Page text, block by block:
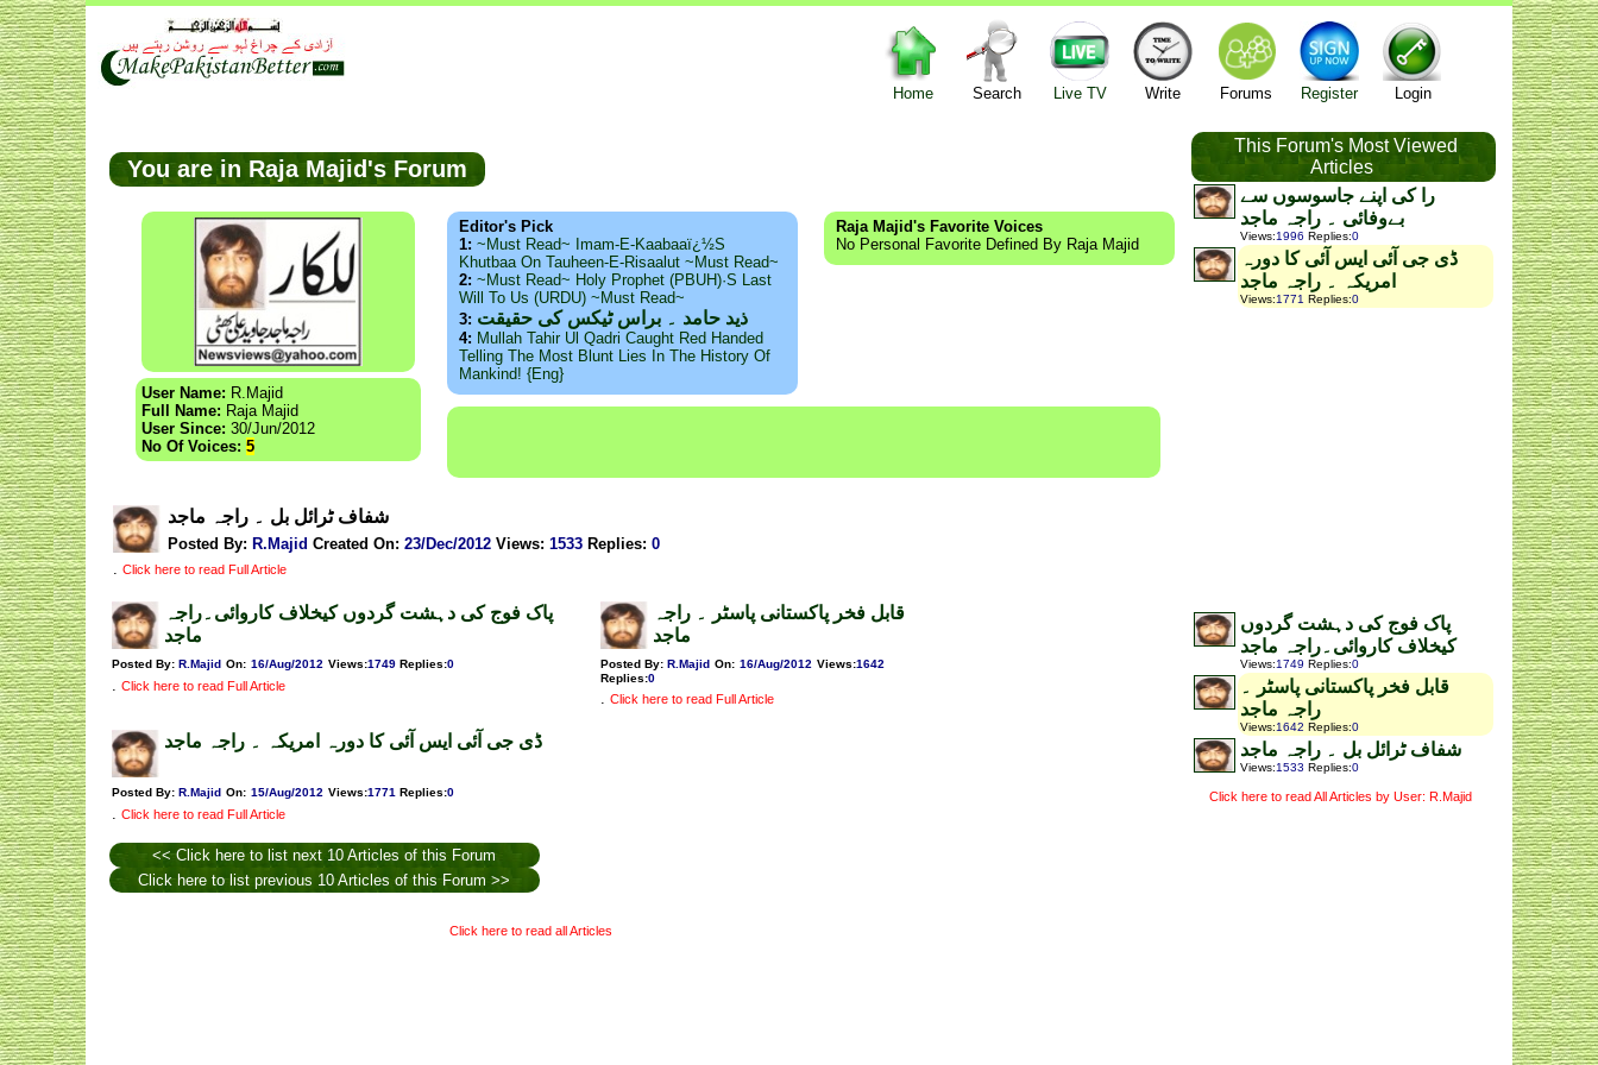
Home Search Live TV Write Forums Register Login
You are in Raja Majid's Forum
User Name: R.Majid
Full Name: Raja Majid
User Since: 30/Jun/2012
No Of Voices: 5
Editor's Pick
1: ~Must Read~ Imam-E-Kaabaaï¿½s
Khutbaa On Tauheen-E-Risaalut ~Must Read~
2: ~Must Read~ Holy Prophet (PBUH)·s Last
Will To Us (URDU) ~Must Read~
3: ذید حامد ۔ براس ٹیکس کی حقیقت
4: Mullah Tahir Ul Qadri Caught Red Handed
Telling The Most Blunt Lies In The History Of
Mankind! {Eng}
Raja Majid's Favorite Voices
No Personal Favorite Defined By Raja Majid
شفاف ٹرائل بل ۔ راجہ ماجد
Posted By: R.Majid Created On: 23/Dec/2012 Views: 1533 Replies: 0
. Click here to read Full Article
پاک فوج کی دہشت گردوں کیخلاف کاروائی۔راجہ
ماجد
Posted By: R.Majid On: 16/Aug/2012 Views:1749 Replies:0
. Click here to read Full Article
قابل فخر پاکستانی پاسٹر ۔ راجہ
ماجد
Posted By: R.Majid On: 16/Aug/2012 Views:1642
Replies:0
. Click here to read Full Article
ڈی جی آئی ایس آئی کا دورہ امریکہ ۔ راجہ ماجد
Posted By: R.Majid On: 15/Aug/2012 Views:1771 Replies:0
. Click here to read Full Article
<< Click here to list next 10 Articles of this Forum
Click here to list previous 10 Articles of this Forum >>
Click here to read all Articles
This Forum's Most Viewed
Articles
را کی اپنے جاسوسوں سے
بےوفائی ۔ راجہ ماجد
Views:1996 Replies:0
ڈی جی آئی ایس آئی کا دورہ
امریکہ ۔ راجہ ماجد
Views:1771 Replies:0
پاک فوج کی دہشت گردوں
کیخلاف کاروائی۔راجہ ماجد
Views:1749 Replies:0
قابل فخر پاکستانی پاسٹر ۔
راجہ ماجد
Views:1642 Replies:0
شفاف ٹرائل بل ۔ راجہ ماجد
Views:1533 Replies:0
Click here to read All Articles by User: R.Majid